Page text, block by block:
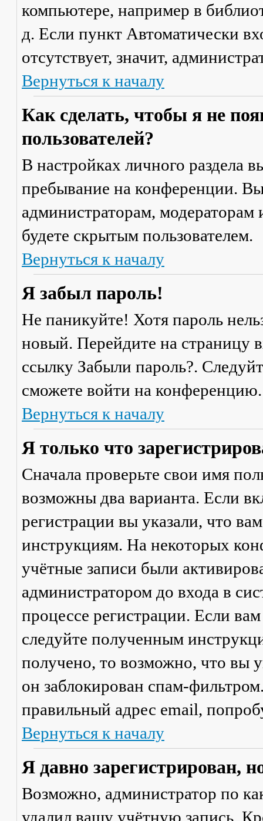
компьютере, например в
д. Если пункт Автоматически
отсутствует, значит,
Вернуться к началу
Как сделать, чтобы я не
пользователей?
В настройках личного раздела
пребывание на конференции.
администраторам,
будете скрытым пользователем.
Вернуться к началу
Я забыл пароль!
Не паникуйте! Хотя пароль
новый. Перейдите на страницу
ссылку Забыли пароль?.
сможете войти на конференцию.
Вернуться к началу
Я только что
Сначала проверьте свои имя
возможны два варианта. Если
регистрации вы указали, что
инструкциям. На некоторых
учётные записи были
администратором до входа в
процессе регистрации. Если
следуйте полученным
получено, то возможно, что вы
он заблокирован спам-
правильный адрес email,
Вернуться к началу
Я давно зарегистрирован,
Возможно, администратор по
удалил вашу учётную запись.